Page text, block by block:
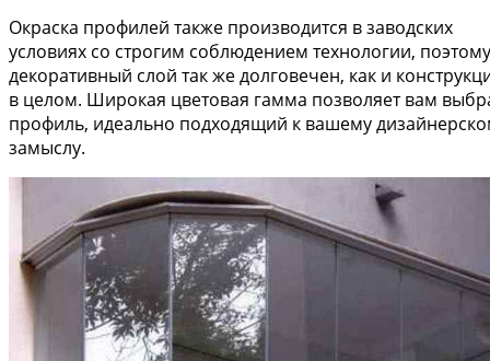
Окраска профилей также производится в заводских
условиях со строгим соблюдением технологии, поэтому
декоративный слой так же долговечен, как и
в целом. Широкая цветовая гамма позволяет вам
профиль, идеально подходящий к вашему
замыслу.